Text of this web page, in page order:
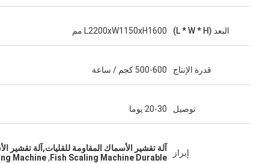
البعد (L * W * H) L2200xW1150xH1600 مم
قدرة الإنتاج 500-600 كجم / ساعة
توصيل 20-30 يوما
إبراز
آلة تقشير الأسماك المقاومة للقليات,آلة تقشير
Fish Scaling Machine Durable
,
Machine